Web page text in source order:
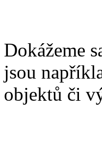
Dokážeme
jsou
objektů či